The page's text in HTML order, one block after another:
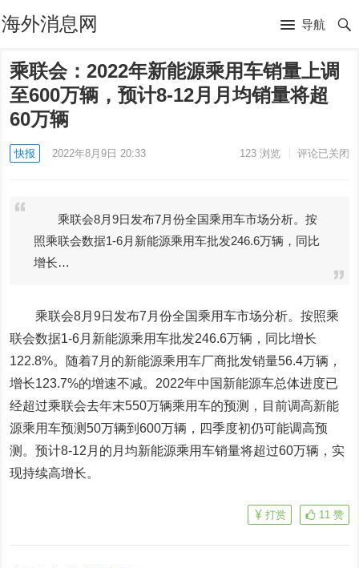
海外消息网 导航
乘联会：2022年新能源乘用车销量上调
至600万辆，预计8-12月月均销量将超
60万辆
快报 2022年8月9日 20:33 123浏览 评论已关闭
乘联会8月9日发布7月份全国乘用车市场分析。按
照乘联会数据1-6月新能源乘用车批发246.6万辆，同比
增长…
乘联会8月9日发布7月份全国乘用车市场分析。按照乘
联会数据1-6月新能源乘用车批发246.6万辆，同比增长
122.8%。随着7月的新能源乘用车厂商批发销量56.4万辆，
增长123.7%的增速不减。2022年中 国新能源车总体进度已
经超过乘联会去年末550万辆乘用车的预测，目前调高新能
源乘用车预测50万辆到600万辆，四季度初仍可能调高预
测。预计8-12月的月均新能源乘用车销量将超过60万辆，实
现持续高增长。
11 赞
打赏